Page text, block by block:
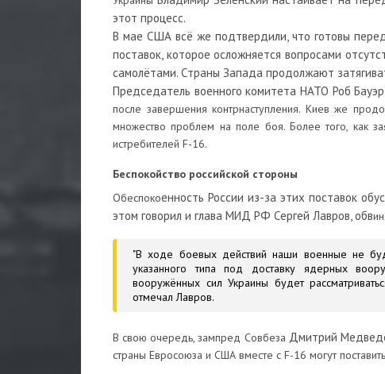
этот процесс.
В мае США всё же подтвердили, что готовы
поставок, которое осложняется вопросами
самолётами. Страны Запада продолжают
Председатель военного комитета НАТО Роб
после завершения контрнаступления. Киев же
множество проблем на поле боя. Более того, как
истребителей F-16.
Беспокойство российской стороны
Обеспокоенность России из-за этих поставок
этом говорил и глава МИД РФ Сергей Лавров, обв
"В ходе боевых действий наши военные не
указанного типа под доставку ядерных
вооружённых сил Украины будет
отмечал Лавров.
В свою очередь, зампред Совбеза Дмитрий
страны Евросоюза и США вместе с F-16 могут